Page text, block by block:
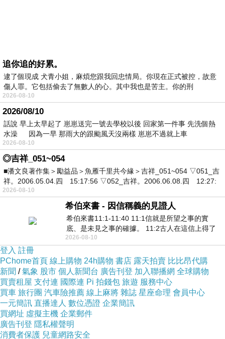
追你追的好累。
逮了個現成 犬青小姐，麻煩您跟我回忠情局。你現在正式被控，故意
傷人罪。它包括偷去了無數人的心。其中我也是苦主。你的刑
2026-08-10
2026/08/10
話說 早上太早起了 崽崽送完一號去學校以後 回家第一件事 先洗個熱
水澡 因為一早 那雨大的跟颱風天沒兩樣 崽崽不過就上車
2026-08-10
◎吉祥_051~054
■潘文良著作集＞勵益品＞魚雁千里共今緣＞吉祥_051~054 ▽051_吉
祥。2006.05.04.四 15:17:56 ▽052_吉祥。2006.06.08.四 12:27:
2026-08-10
希伯來書 - 因信稱義的見證人
希伯來書11:1-11:40 11:1信就是所望之事的實
底、是未見之事的確據。 11:2古人在這信上得了
美好的證據。 11:3我們因着信、就知道
2026-08-10
登入 註冊
PChome首頁 線上購物 24h購物 書店 露天拍賣 比比昂代購
新聞 /氣象 股市 個人新聞台 廣告刊登 加入聯播網 全球購物
買賣租屋 支付連 國際連 Pi 拍錢包 旅遊 服務中心
買車 旅行團 汽車險推薦 線上麻將 雜誌 星座命理 會員中心
一元簡訊 直播達人 數位憑證 企業簡訊
買網址 虛擬主機 企業郵件
廣告刊登 隱私權聲明
消費者保護 兒童網路安全